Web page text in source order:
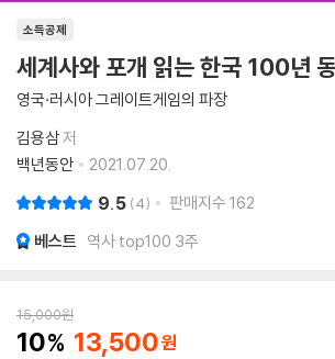
소득공제
세계사와 포개 읽는 한국 100년
영국·러시아 그레이트게임의 파장
김용삼저
백년동안
2021.07.20.
9.5 4 판매지수 162
베스트 역사 top100 3주
15,000원
10 13,500